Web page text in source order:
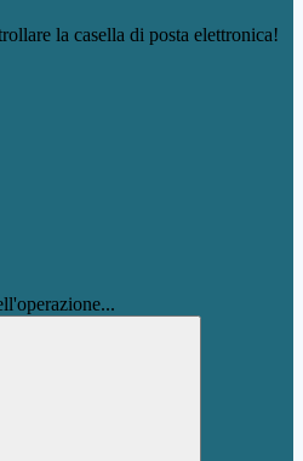
la casella di posta elettronica!